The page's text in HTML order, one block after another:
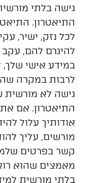
גישה בלתי
התיאטרון.
לכל נזק, ישיר,
להיגרם להם,
במידע אישי שלך,
לרבות במקרה
גישה לא מורשית
התיאטרון. אם
אודותיך עלול
מורשים, עליך
קשר בפרטים
מאמצים שהוא
בלתי מורשית